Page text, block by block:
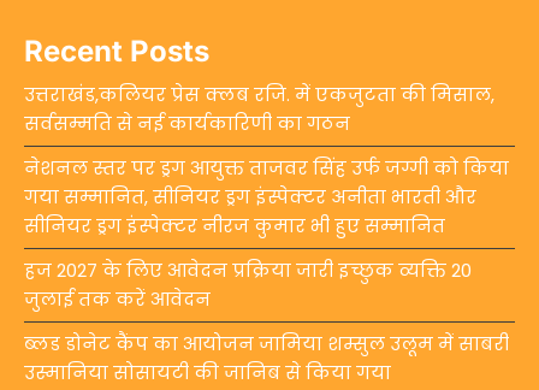
Recent Posts
उत्तराखंड,कलियर प्रेस क्लब रजि. में एकजुटता की मिसाल,
सर्वसम्मति से नई कार्यकारिणी का गठन
नेशनल स्तर पर ड्रग आयुक्त ताजवर सिंह उर्फ जग्गी को किया
गया सम्मानित, सीनियर ड्रग इंस्पेक्टर अनीता भारती और
सीनियर ड्रग इंस्पेक्टर नीरज कुमार भी हुए सम्मानित
हज 2027 के लिए आवेदन प्रक्रिया जारी इच्छुक व्यक्ति 20
जुलाई तक करें आवेदन
ब्लड डोनेट कैंप का आयोजन जामिया शम्सुल उलूम में साबरी
उस्मानिया सोसायटी की जानिब से किया गया